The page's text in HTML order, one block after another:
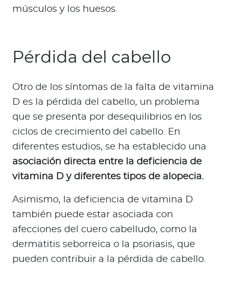
músculos y los huesos.
Pérdida del cabello
Otro de los síntomas de la falta de vitamina
D es la pérdida del cabello, un problema
que se presenta por desequilibrios en los
ciclos de crecimiento del cabello. En
diferentes estudios, se ha establecido una
asociación directa entre la deficiencia de
vitamina D y diferentes tipos de alopecia.
Asimismo, la deficiencia de vitamina D
también puede estar asociada con
afecciones del cuero cabelludo, como la
dermatitis seborreica o la psoriasis, que
pueden contribuir a la pérdida de cabello.